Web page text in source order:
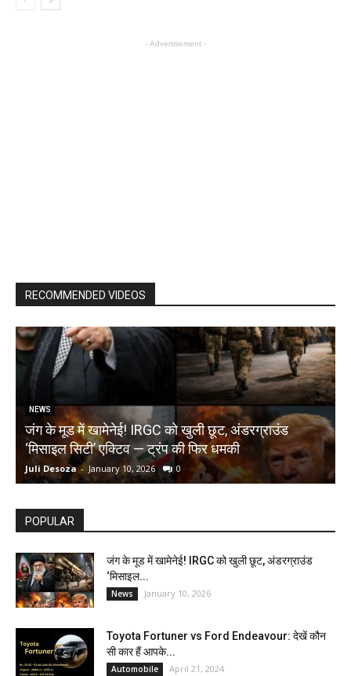
- Advertisement -
RECOMMENDED VIDEOS
NEWS
जंग के मूड में खामेनेई! IRGC को खुली छूट, अंडरग्राउंड
‘मिसाइल सिटी’ एक्टिव — ट्रंप की फिर धमकी
Juli Desoza - January 10, 2026 0
POPULAR
जंग के मूड में खामेनेई! IRGC को खुली छूट, अंडरग्राउंड
‘मिसाइल...
News January 10, 2026
Toyota Fortuner vs Ford Endeavour: देखें कौन
सी कार हैं आपके...
Automobile April 21, 2024